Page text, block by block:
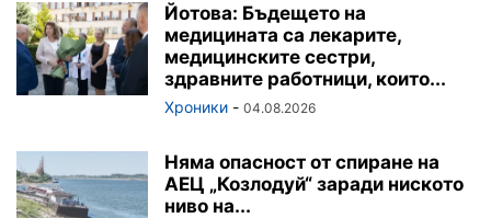
Йотова: Бъдещето на
медицината са лекарите,
медицинските сестри,
здравните работници, които...
Хроники - 04.08.2026
Няма опасност от спиране на
АЕЦ „Козлодуй“ заради ниското
ниво на...